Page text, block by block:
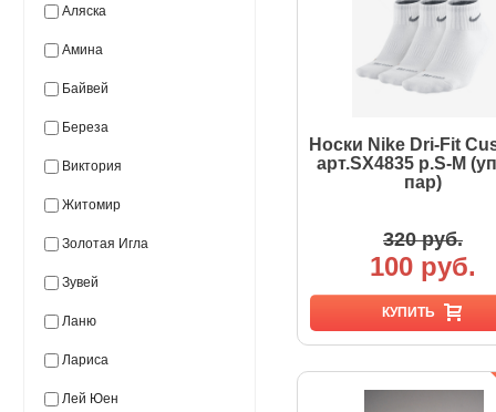
Аляска
Амина
Байвей
Береза
Виктория
Житомир
Золотая Игла
Зувей
Ланю
Лариса
Лей Юен
Носки Nike Dri-Fit
арт.SX4835 р.S-M
пар)
320 руб.
100 руб.
КУПИТЬ